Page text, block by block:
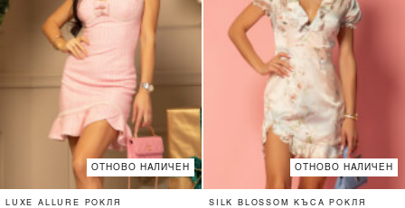
ОТНОВО НАЛИЧЕН
LUXE ALLURE РОКЛЯ
ОТНОВО НАЛИЧЕН
SILK BLOSSOM КЪСА РОКЛЯ